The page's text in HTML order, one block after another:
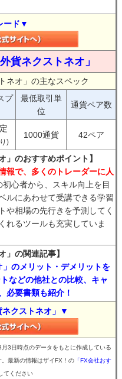
ード▼
貨ネクストネオ」
ネオ」の主なスペック
プ
最低取引単
位
通貨ペア数
)
1000通貨 42ペア
」のおすすめポイント】
報で、多くのトレーダーに人
心者から、スキル向上を目
ルにあわせて受講できる学習
や相場の先行きを予測してく
れるツールも充実していま
」の関連記事】
のメリット・デメリットを
などの他社との比較、キャ
必要書類も紹介！
クストネオ」▼
3日時点のデータをもとに作成している
最新の情報はザイFX！の 「FX会社おす
てください